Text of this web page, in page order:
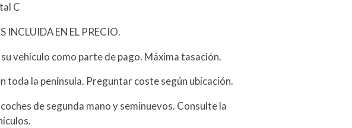
C
INCLUIDA EN EL PRECIO.
vehículo como parte de pago. Máxima tasación.
toda la península. Preguntar coste según ubicación.
de segunda mano y seminuevos. Consulte la